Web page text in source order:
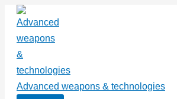
Перейти
содержимому
Advanced weapons & technologies